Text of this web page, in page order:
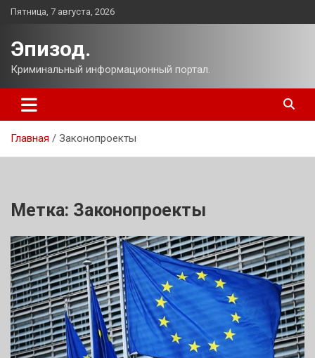
Перейти
Пятница, 7 августа, 2026
Эпизод.
Криминальный информационный портал.
Главная Законопроекты
Метка: Законопроекты